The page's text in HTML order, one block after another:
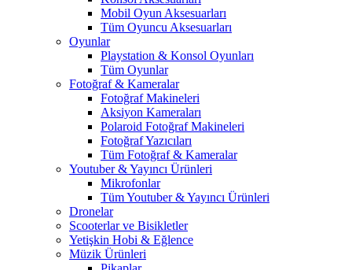
Mobil Oyun Aksesuarları
Tüm Oyuncu Aksesuarları
Oyunlar
Playstation & Konsol Oyunları
Tüm Oyunlar
Fotoğraf & Kameralar
Fotoğraf Makineleri
Aksiyon Kameraları
Polaroid Fotoğraf Makineleri
Fotoğraf Yazıcıları
Tüm Fotoğraf & Kameralar
Youtuber & Yayıncı Ürünleri
Mikrofonlar
Tüm Youtuber & Yayıncı Ürünleri
Dronelar
Scooterlar ve Bisikletler
Yetişkin Hobi & Eğlence
Müzik Ürünleri